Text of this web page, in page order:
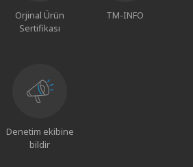
Orjinal Ürün
Sertifikası
TM-INFO
Denetim ekibine
bildir